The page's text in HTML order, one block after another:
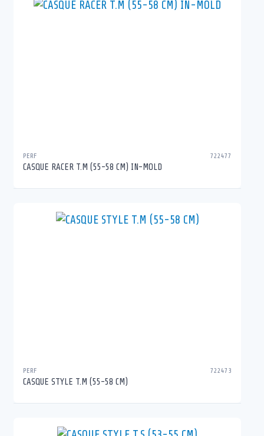
PERF 722477
CASQUE RACER T.M (55-58 CM) IN-MOLD
PERF 722473
CASQUE STYLE T.M (55-58 CM)